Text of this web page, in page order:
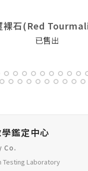
已售出
鑑定中心
Co.
Testing Laboratory